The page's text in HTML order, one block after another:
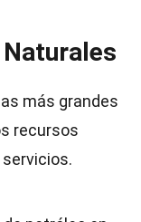
más grandes
recursos